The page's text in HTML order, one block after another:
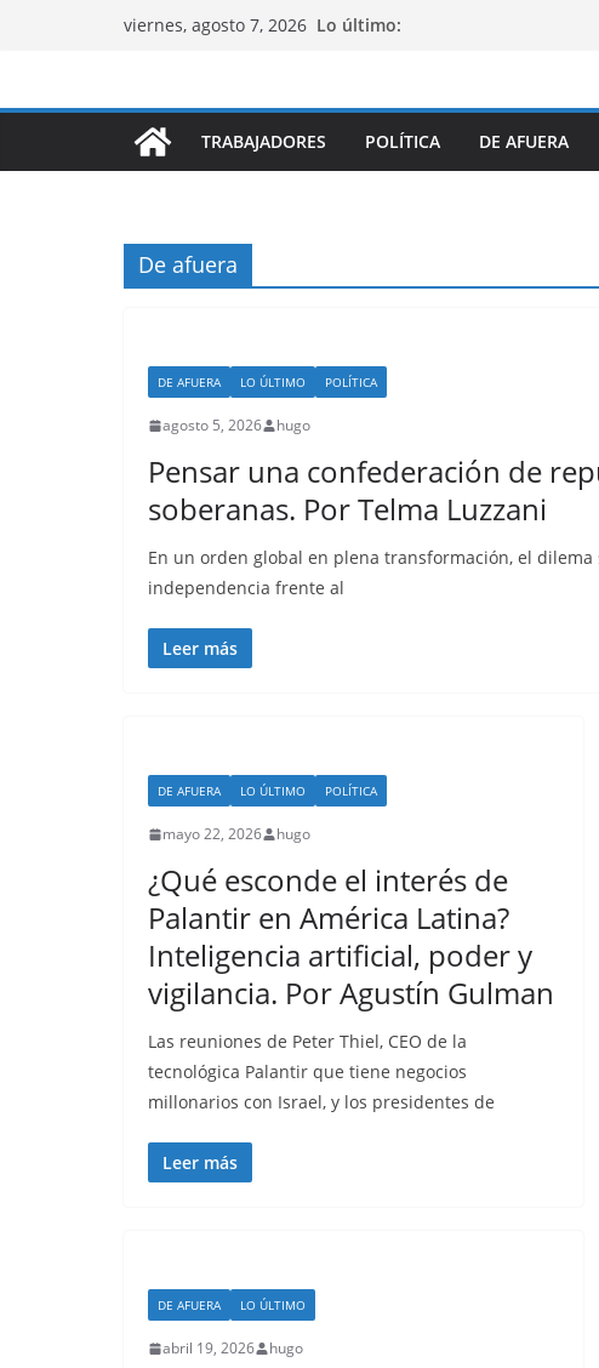
viernes, agosto 7, 2026 Lo último:
TRABAJADORES POLÍTICA DE AFUERA
De afuera
DE AFUERA LO ÚLTIMO POLÍTICA
agosto 5, 2026 hugo
Pensar una confederación de
soberanas. Por Telma Luzzani
En un orden global en plena transformación, el
independencia frente al
Leer más
DE AFUERA LO ÚLTIMO POLÍTICA
mayo 22, 2026 hugo
¿Qué esconde el interés de
Palantir en América Latina?
Inteligencia artificial, poder y
vigilancia. Por Agustín Gulman
Las reuniones de Peter Thiel, CEO de la
tecnológica Palantir que tiene negocios
millonarios con Israel, y los presidentes de
Leer más
DE AFUERA LO ÚLTIMO
abril 19, 2026 hugo